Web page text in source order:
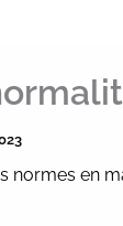
normes en